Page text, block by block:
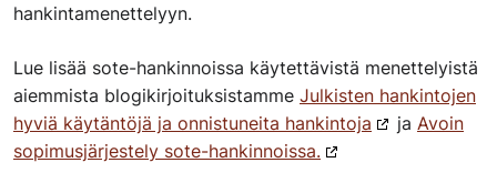
hankintamenettelyyn.
Lue lisää sote-hankinnoissa käytettävistä menettelyistä
aiemmista blogikirjoituksistamme Julkisten hankintojen
hyviä käytäntöjä ja onnistuneita hankintoja
ja Avoin
sopimusjärjestely sote-hankinnoissa.